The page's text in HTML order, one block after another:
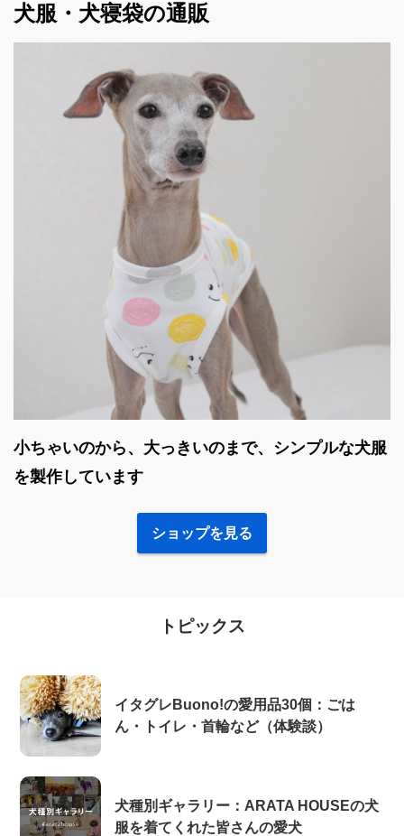
犬服・犬寝袋の通販
小ちゃいのから、大っきいのまで、シンプルな犬服
を製作しています
ショップを見る
トピックス
イタグレBuono!の愛用品30個：ごは
ん・トイレ・首輪など（体験談）
犬種別ギャラリー：ARATA HOUSEの犬
服を着てくれた皆さんの愛犬